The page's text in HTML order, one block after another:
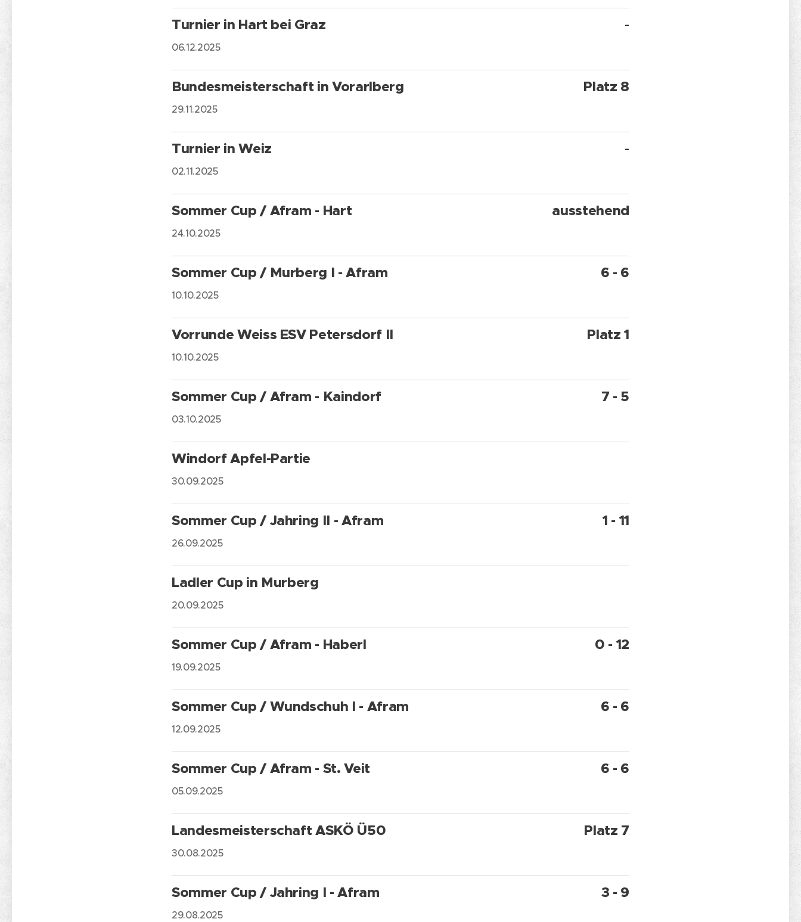
Turnier in Hart bei Graz
06.12.2025
-
Bundesmeisterschaft in Vorarlberg
29.11.2025
Platz 8
Turnier in Weiz
02.11.2025
-
Sommer Cup / Afram - Hart
24.10.2025
ausstehend
Sommer Cup / Murberg I - Afram
10.10.2025
6 - 6
Vorrunde Weiss ESV Petersdorf II
10.10.2025
Platz 1
Sommer Cup / Afram - Kaindorf
03.10.2025
7 - 5
Windorf Apfel-Partie
30.09.2025
Sommer Cup / Jahring II - Afram
26.09.2025
1 - 11
Ladler Cup in Murberg
20.09.2025
Sommer Cup / Afram - Haberl
19.09.2025
0 - 12
Sommer Cup / Wundschuh I - Afram
12.09.2025
6 - 6
Sommer Cup / Afram - St. Veit
05.09.2025
6 - 6
Landesmeisterschaft ASKÖ Ü50
30.08.2025
Platz 7
Sommer Cup / Jahring I - Afram
29.08.2025
3 - 9